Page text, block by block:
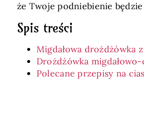
że Twoje podniebienie
Spis treści
Migdałowa drożdżówka
Drożdżówka
Polecane przepisy na